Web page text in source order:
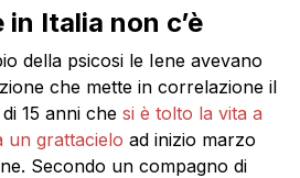
in Italia non c’è
della psicosi le Iene avevano
che mette in correlazione il
15 anni che si è tolto la vita a
un grattacielo ad inizio marzo
Secondo un compagno di